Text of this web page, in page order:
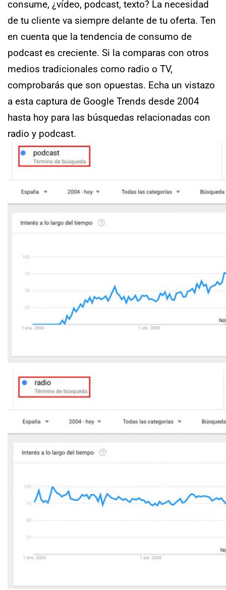
consume, ¿vídeo, podcast, texto? La necesidad
de tu cliente va siempre delante de tu oferta. Ten
en cuenta que la tendencia de consumo de
podcast es creciente. Si la comparas con otros
medios tradicionales como radio o TV,
comprobarás que son opuestas. Echa un vistazo
a esta captura de Google Trends desde 2004
hasta hoy para las búsquedas relacionadas con
radio y podcast.